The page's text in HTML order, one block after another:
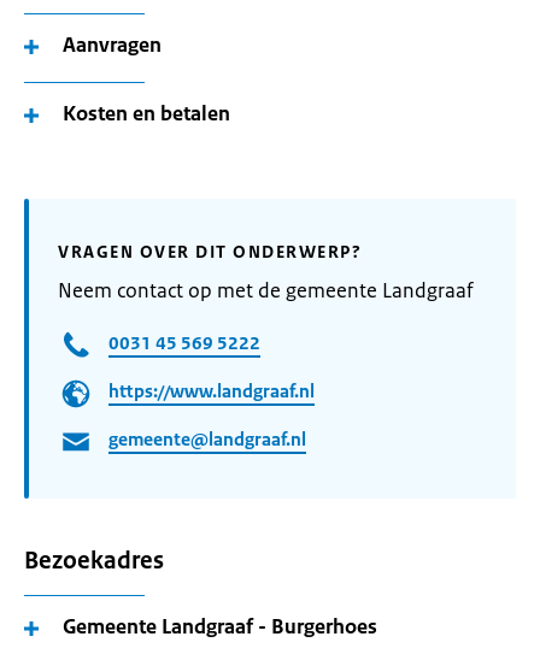
Aanvragen
Kosten en betalen
VRAGEN OVER DIT ONDERWERP?
Neem contact op met de gemeente Landgraaf
0031 45 569 5222
https://www.landgraaf.nl
gemeente@landgraaf.nl
Bezoekadres
Gemeente Landgraaf - Burgerhoes